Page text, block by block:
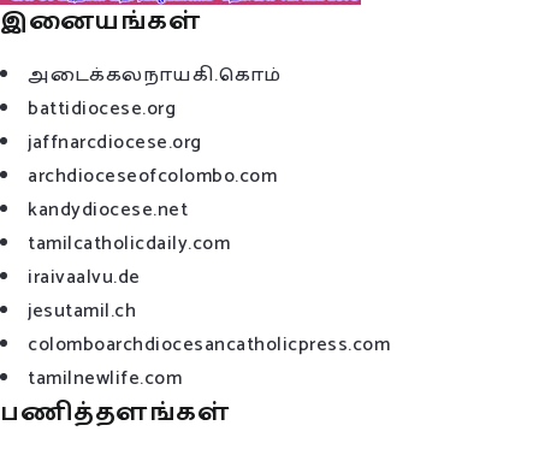
இனையங்கள்
அடைக்கலநாயகி.கொம்
battidiocese.org
jaffnarcdiocese.org
archdioceseofcolombo.com
kandydiocese.net
tamilcatholicdaily.com
iraivaalvu.de
jesutamil.ch
colomboarchdiocesancatholicpress.com
tamilnewlife.com
பணித்தளங்கள்